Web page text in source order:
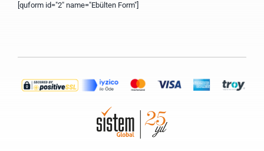
[quform id="2" name="Ebülten Form"]